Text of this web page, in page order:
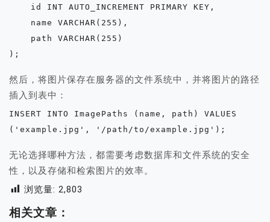
);
然后，将图片保存在服务器的文件系统中，并将图片的路径
插入到表中：
INSERT INTO ImagePaths (name, path) VALUES
('example.jpg', '/path/to/example.jpg');
无论选择哪种方法，都需要考虑数据库和文件系统的安全
性，以及存储和检索图片的效率。
浏览量: 2,803
相关文章：